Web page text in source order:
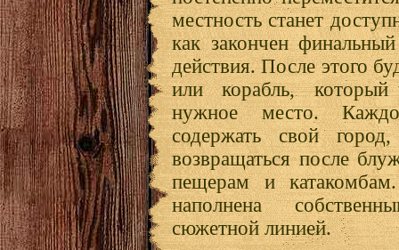
местность станет
как закончен
действия. После этого
или корабль,
нужное место.
содержать свой
возвращаться после
пещерам и
наполнена
сюжетной линией.